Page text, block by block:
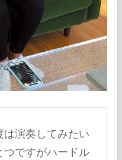
演奏してみたい
つですがハードル